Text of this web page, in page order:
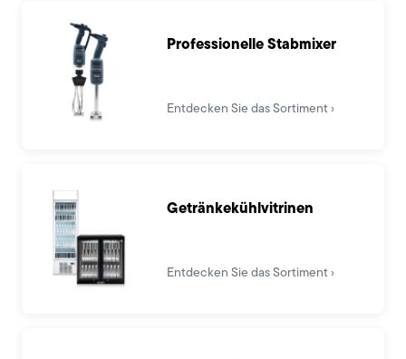
Professionelle Stabmixer
Entdecken Sie das Sortiment
Getränkekühlvitrinen
Entdecken Sie das Sortiment